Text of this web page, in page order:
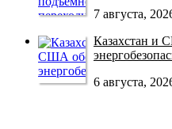
7 августа,
Казахстан и
6 августа,